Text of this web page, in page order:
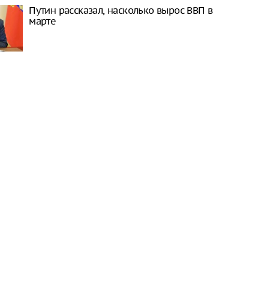
Путин рассказал, насколько вырос ВВП в
марте